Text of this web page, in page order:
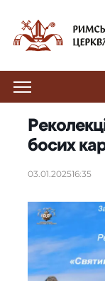
босих
03.01.202516:35